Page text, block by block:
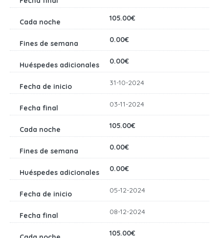
105.00€
0.00€
0.00€
31-10-2024
03-11-2024
105.00€
0.00€
0.00€
05-12-2024
08-12-2024
105.00€